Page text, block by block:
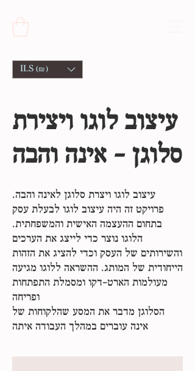
ILS (₪)
עיצוב לוגו ויצירת
סלוגן - אינה והבה
עיצוב לוגו ויצרת סלוגן לאינה והבה.
פרויקט זה היה עיצוב לוגו לבעלת עסק
בתחום ההעצמה האישית והמשפחתית.
הלוגו נוצר כדי לייצג את הערכים
והשירותים של העסק וכדי להציג את הזהות
הייחודית של המותג. ההשראה ללוגו מגיעה
מעולמות הארט-דקו ומסמלת התפתחות
ופריחה
הסלוגן מדבר את המסע שהלקוחות של
אינה עוברים במהלך העבודה איתה